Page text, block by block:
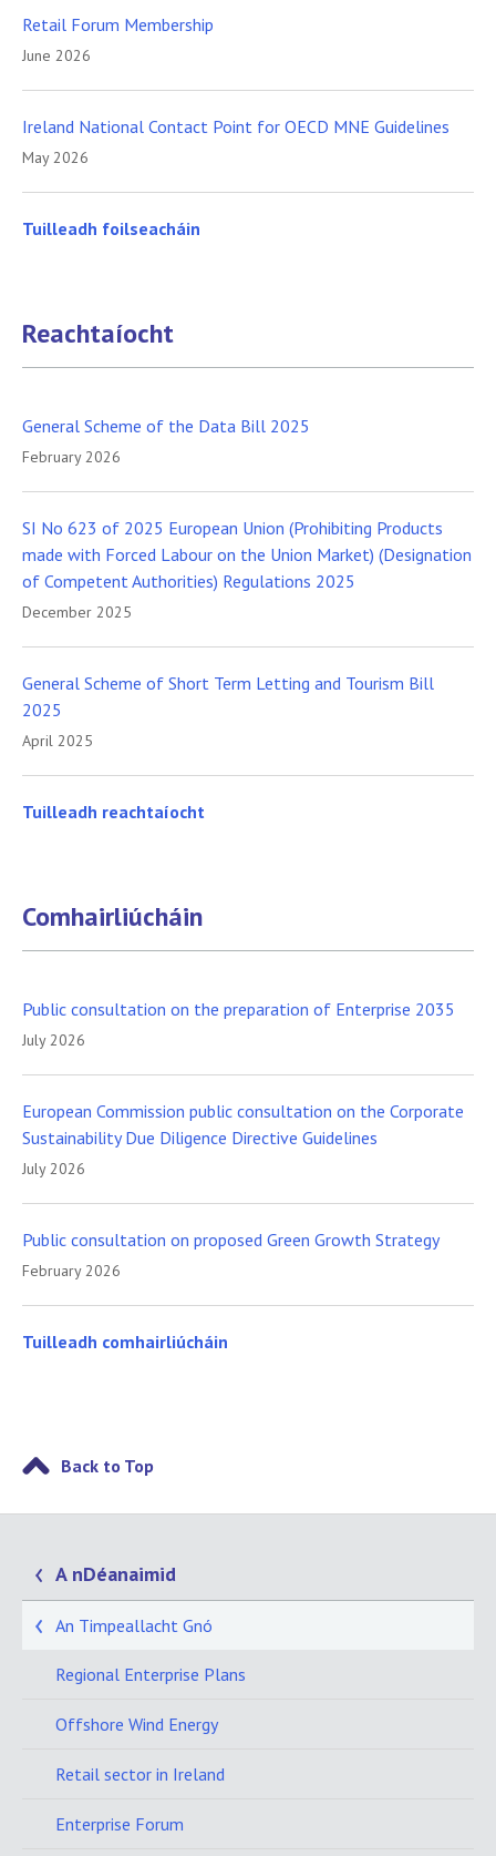
Retail Forum Membership
June 2026
Ireland National Contact Point for OECD MNE Guidelines
May 2026
Tuilleadh foilseacháin
Reachtaíocht
General Scheme of the Data Bill 2025
February 2026
SI No 623 of 2025 European Union (Prohibiting Products
made with Forced Labour on the Union Market) (Designation
of Competent Authorities) Regulations 2025
December 2025
General Scheme of Short Term Letting and Tourism Bill
2025
April 2025
Tuilleadh reachtaíocht
Comhairliúcháin
Public consultation on the preparation of Enterprise 2035
July 2026
European Commission public consultation on the Corporate
Sustainability Due Diligence Directive Guidelines
July 2026
Public consultation on proposed Green Growth Strategy
February 2026
Tuilleadh comhairliúcháin
Back to Top
A nDéanaimid
An Timpeallacht Gnó
Regional Enterprise Plans
Offshore Wind Energy
Retail sector in Ireland
Enterprise Forum